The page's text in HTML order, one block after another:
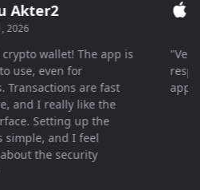
wallet! The app is
even for
are fast
I really like the
Setting up the
and I feel
the security
"Very